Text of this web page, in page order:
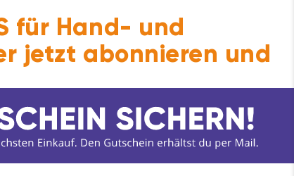
für Hand- und
jetzt abonnieren und